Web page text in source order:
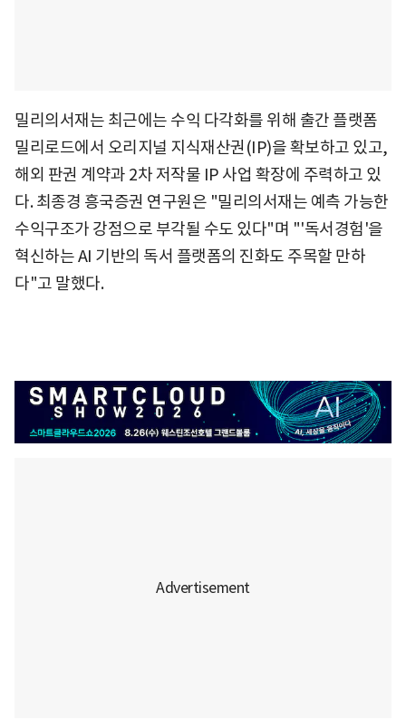
밀리의서재는 최근에는 수익 다각화를 위해 출간 플랫폼
밀리로드에서 오리지널 지식재산권(IP)을 확보하고 있고,
해외 판권 계약과 2차 저작물 IP 사업 확장에 주력하고 있
다. 최종경 흥국증권 연구원은 "밀리의서재는 예측 가능한
수익구조가 강점으로 부각될 수도 있다"며 "'독서경험'을
혁신하는 AI 기반의 독서 플랫폼의 진화도 주목할 만하
다"고 말했다.